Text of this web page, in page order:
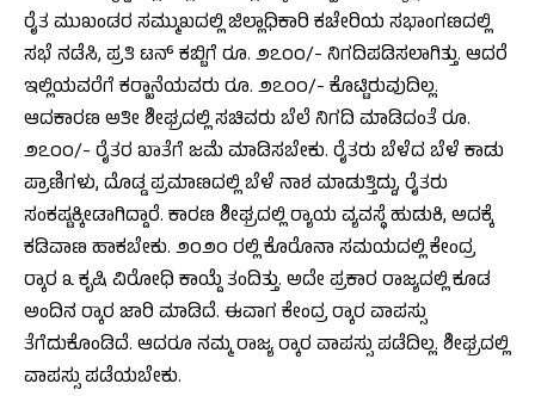
ರೈತ ಮುಖಂಡರ ಸಮ್ಮುಖದಲ್ಲಿ ಜಿಲ್ಲಾಧಿಕಾರಿ ಕಚೇರಿಯ ಸಭಾಂಗಣದಲ್ಲಿ
ಸಭೆ ನಡೆಸಿ, ಪ್ರತಿ ಟನ್ ಕಬ್ಬಿಗೆ ರೂ. ೨೭೦೦/- ನಿಗದಿಪಡಿಸಲಾಗಿತ್ತು. ಆದರೆ
ಇಲ್ಲಿಯವರೆಗೆ ಕರ‍್ಖಾನೆಯವರು ರೂ. ೨೭೦೦/- ಕೊಟ್ಟಿರುವುದಿಲ್ಲ.
ಆದಕಾರಣ ಅತೀ ಶೀಘ್ರದಲ್ಲಿ ಸಚಿವರು ಬೆಲೆ ನಿಗದಿ ಮಾಡಿದಂತೆ ರೂ.
೨೭೦೦/- ರೈತರ ಖಾತೆಗೆ ಜಮೆ ಮಾಡಿಸಬೇಕು. ರೈತರು ಬೆಳೆದ ಬೆಳೆ ಕಾಡು
ಪ್ರಾಣಿಗಳು, ದೊಡ್ಡ ಪ್ರಮಾಣದಲ್ಲಿ ಬೆಳೆ ನಾಶ ಮಾಡುತ್ತಿದ್ದು, ರೈತರು
ಸಂಕಷ್ಟಕ್ಕೀಡಾಗಿದ್ದಾರೆ. ಕಾರಣ ಶೀಘ್ರದಲ್ಲಿ ರ‍್ಯಾಯ ವ್ಯವಸ್ಥೆ ಹುಡುಕಿ, ಅದಕ್ಕೆ
ಕಡಿವಾಣ ಹಾಕಬೇಕು. ೨೦೨೦ ರಲ್ಲಿ ಕೊರೊನಾ ಸಮಯದಲ್ಲಿ ಕೇಂದ್ರ
ರ‍್ಕಾರ ೩ ಕೃಷಿ ವಿರೋಧಿ ಕಾಯ್ದೆ ತಂದಿತ್ತು. ಅದೇ ಪ್ರಕಾರ ರಾಜ್ಯದಲ್ಲಿ ಕೂಡ
ಅಂದಿನ ರ‍್ಕಾರ ಜಾರಿ ಮಾಡಿದೆ. ಈವಾಗ ಕೇಂದ್ರ ರ‍್ಕಾರ ವಾಪಸ್ಸು
ತೆಗೆದುಕೊಂಡಿದೆ. ಆದರೂ ನಮ್ಮ ರಾಜ್ಯ ರ‍್ಕಾರ ವಾಪಸ್ಸು ಪಡೆದಿಲ್ಲ. ಶೀಘ್ರದಲ್ಲಿ
ವಾಪಸ್ಸು ಪಡೆಯಬೇಕು.